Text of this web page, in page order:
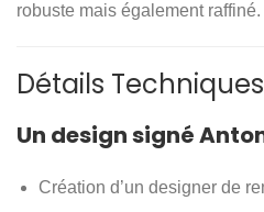
robuste mais également raffiné.
Détails
Un design signé
Création d’un designer de